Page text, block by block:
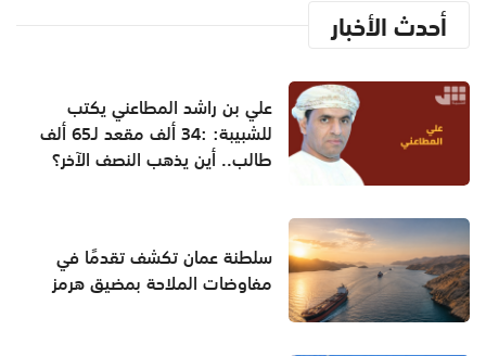
أحدث الأخبار
علي بن راشد المطاعني يكتب
للشبيبة: :34 ألف مقعد لـ65 ألف
طالب.. أين يذهب النصف الآخر؟
سلطنة عمان تكشف تقدمًا في
مفاوضات الملاحة بمضيق هرمز